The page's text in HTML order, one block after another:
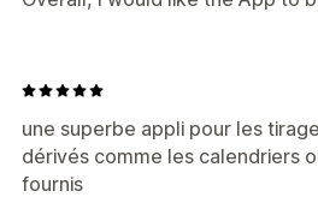
une superbe appli pour les
dérivés comme les calendriers
fournis